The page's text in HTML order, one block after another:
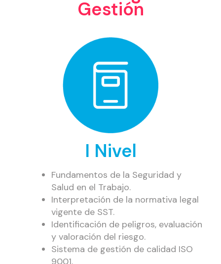
Gestión
I Nivel
Fundamentos de la Seguridad y
Salud en el Trabajo.
Interpretación de la normativa legal
vigente de SST.
Identificación de peligros, evaluación
y valoración del riesgo.
Sistema de gestión de calidad ISO